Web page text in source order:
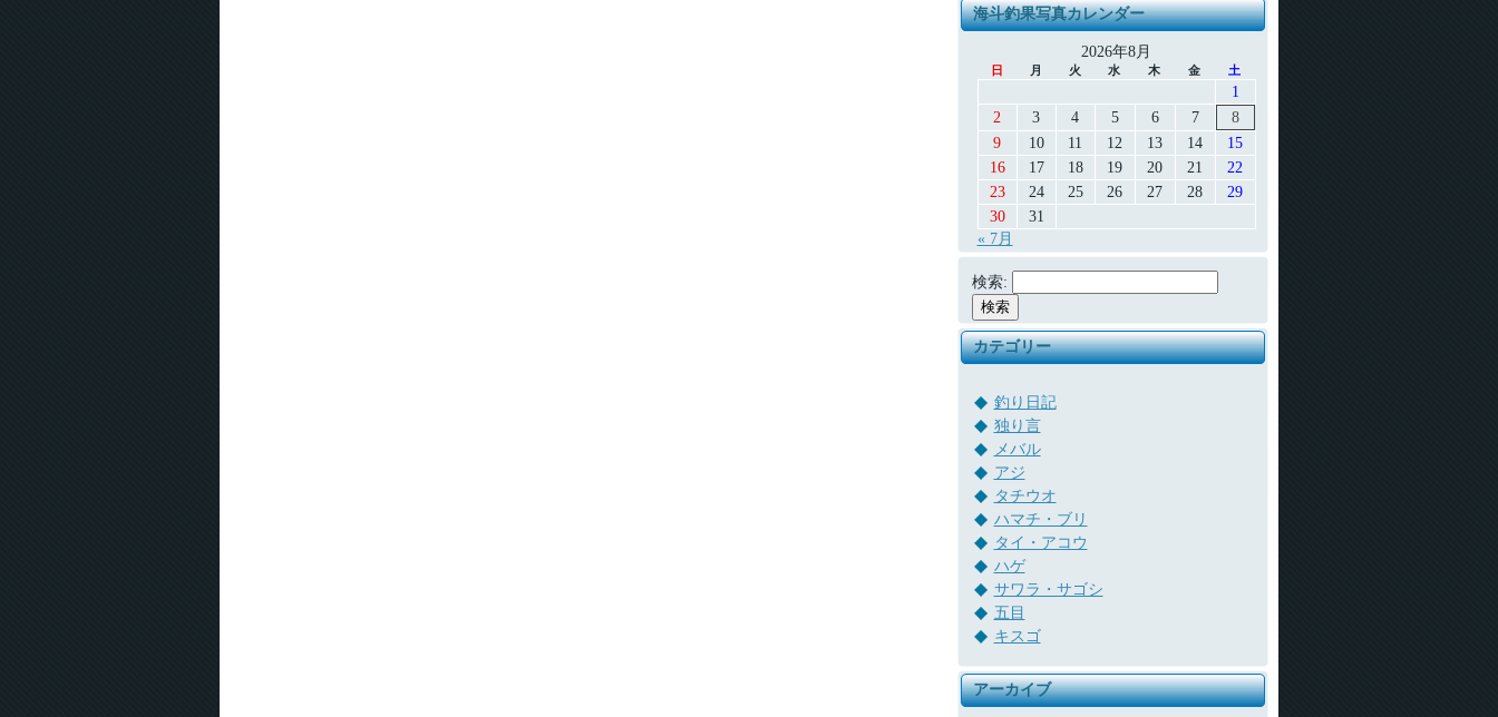
海斗釣果写真カレンダー
2026年8月
日 月 火 水 木 金 土
« 7月
1
2
3 4 5 6 7
8
9
10 11 12 13 14
15
16
17 18 19 20 21
22
23
24 25 26 27 28
29
30
31
検索:
カテゴリー
釣り日記
独り言
メバル
アジ
タチウオ
ハマチ・ブリ
タイ・アコウ
ハゲ
サワラ・サゴシ
五目
キスゴ
アーカイブ